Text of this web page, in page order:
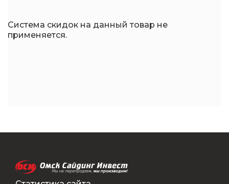
Система скидок на данный товар не
применяется.